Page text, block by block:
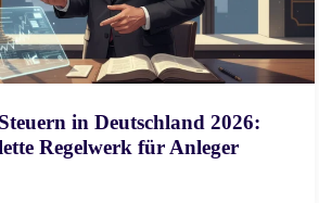
in Deutschland 2026:
Regelwerk für Anleger